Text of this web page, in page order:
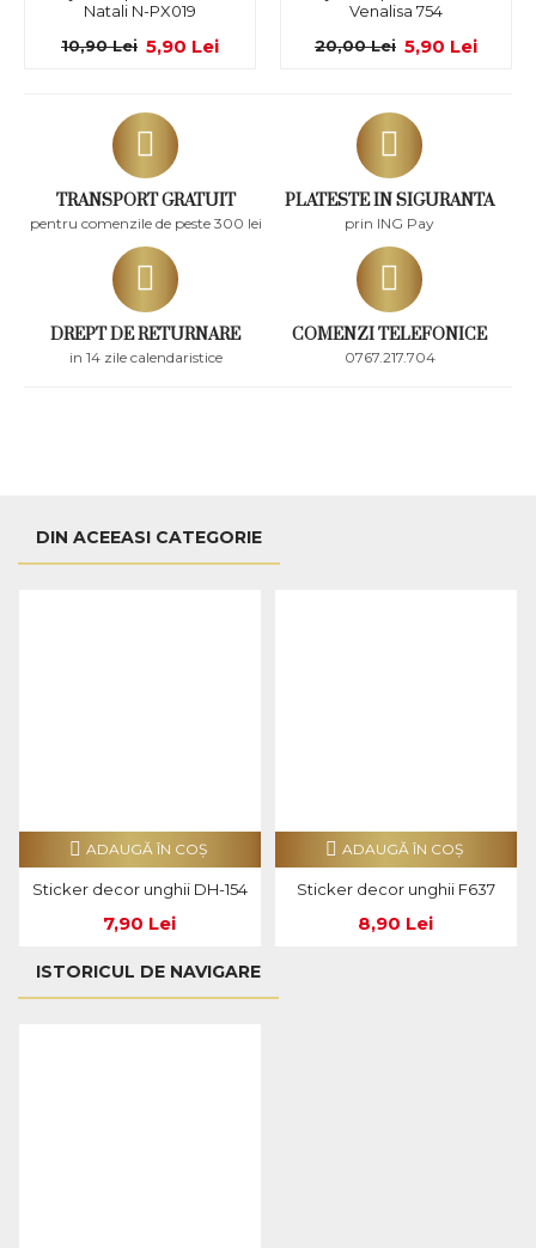
TRANSPORT GRATUIT
pentru comenzile de peste 300 lei
PLATESTE IN SIGURANTA
prin ING Pay
DREPT DE RETURNARE
in 14 zile calendaristice
COMENZI TELEFONICE
0767.217.704
Natali N-PX019
5,90 Lei
10,90 Lei
Venalisa 754
5,90 Lei
20,00 Lei
DIN ACEEASI CATEGORIE
Sticker decor unghii DH-154
7,90 Lei
ADAUGĂ ÎN COŞ
Sticker decor unghii F637
8,90 Lei
ADAUGĂ ÎN COŞ
ISTORICUL DE NAVIGARE